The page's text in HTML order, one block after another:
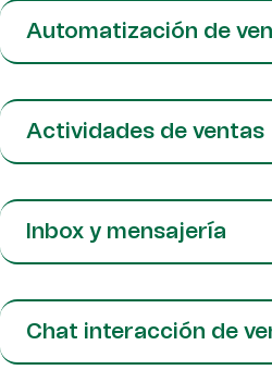
Automatización de
Actividades de ventas
Inbox y mensajería
Chat interacción de